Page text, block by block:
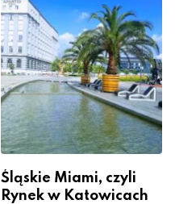
Śląskie Miami, czyli
Rynek w Katowicach